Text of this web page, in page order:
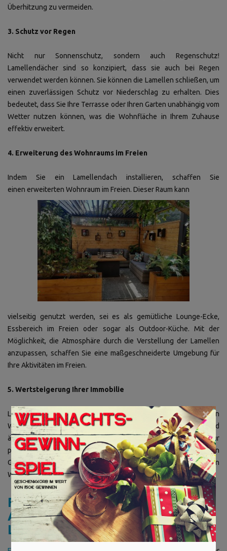
Überhitzung zu vermeiden.
3. Schutz vor Regen
Nicht nur Sonnenschutz, sondern auch Regenschutz!
Lamellendächer sind so konzipiert, dass sie auch bei Regen
verwendet werden können. Sie können die Lamellen schließen, um
einen zuverlässigen Schutz vor Niederschlag zu erhalten. Dies
bedeutet, dass Sie Ihre Terrasse oder Ihren Garten unabhängig vom
Wetter nutzen können, was die Wohnfläche in Ihrem Zuhause
effektiv erweitert.
4. Erweiterung des Wohnraums im Freien
Indem Sie ein Lamellendach installieren, schaffen Sie
einen erweiterten Wohnraum im Freien. Dieser Raum kann
vielseitig genutzt werden, sei es als gemütliche Lounge-Ecke,
Essbereich im Freien oder sogar als Outdoor-Küche. Mit der
Möglichkeit, die Atmosphäre durch die Verstellung der Lamellen
anzupassen, schaffen Sie eine maßgeschneiderte Umgebung für
Ihre Aktivitäten im Freien.
5. Wertsteigerung Ihrer Immobilie
Lamellendächer sind nicht nur praktisch, sondern können auch den
Wert Ihrer Immobilie steigern. Diese modernen Strukturen sind
ästhetisch ansprechend und bieten einen zusätzlichen Anreiz für
potenzielle Käufer. Ein gut gestaltetes Lamellendach kann den
Gesamteindruck Ihrer Außenanlagen verbessern und somit den
Wert Ihrer Immobilie steigern.
Fazit: Verwandeln Sie Ihren
Außenbereich mit einem
Lamellendach
×